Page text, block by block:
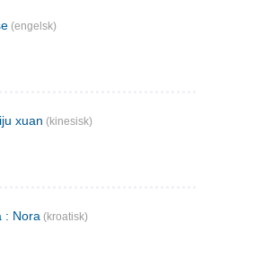
(engelsk)
xuan (kinesisk)
: Nora (kroatisk)